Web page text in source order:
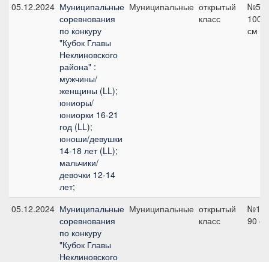
05.12.2024 Муниципальные
соревнования
по конкуру
"Кубок Главы
Неклиновского
района" :
мужчины/
женщины (LL);
юниоры/
юниорки 16-21
год (LL);
юноши/девушки
14-18 лет (LL);
мальчики/
девочки 12-14
лет;
Муниципальные открытый
класс
№5,
100
см
05.12.2024 Муниципальные
соревнования
по конкуру
"Кубок Главы
Неклиновского
Муниципальные открытый
класс
№1,
90 см